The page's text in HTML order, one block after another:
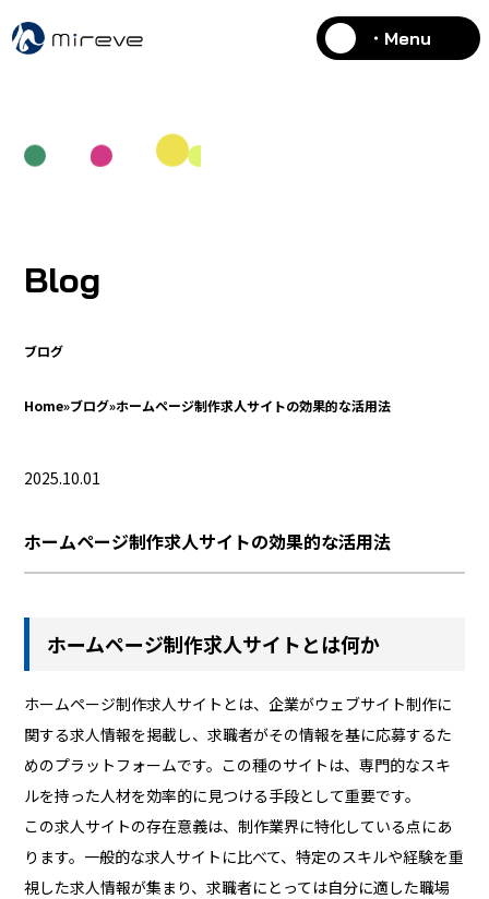
・Menu
Blog
ブログ
Home»ブログ»ホームページ制作求人サイトの効果的な活用法
2025.10.01
ホームページ制作求人サイトの効果的な活用法
ホームページ制作求人サイトとは何か
ホームページ制作求人サイトとは、企業がウェブサイト制作に
関する求人情報を掲載し、求職者がその情報を基に応募するた
めのプラットフォームです。この種のサイトは、専門的なスキ
ルを持った人材を効率的に見つける手段として重要です。
この求人サイトの存在意義は、制作業界に特化している点にあ
ります。一般的な求人サイトに比べて、特定のスキルや経験を重
視した求人情報が集まり、求職者にとっては自分に適した職場